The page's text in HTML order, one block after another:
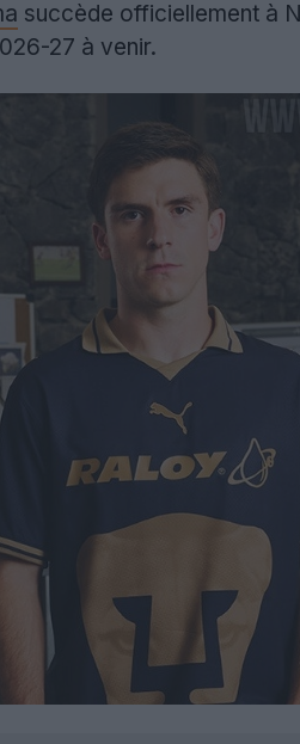
succède officiellement à
27 à venir.